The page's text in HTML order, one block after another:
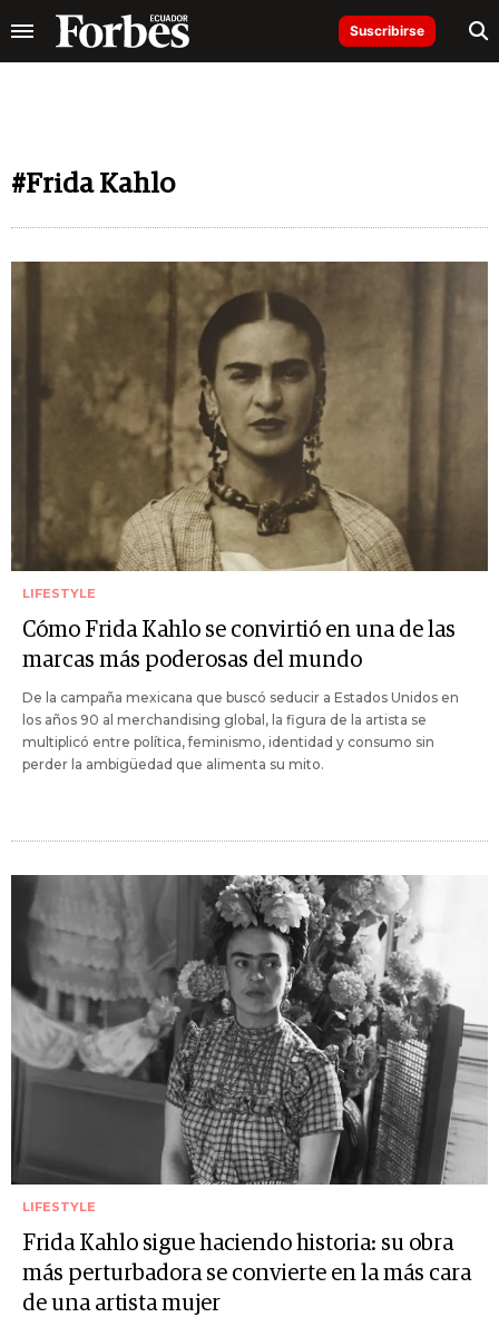
Suscribirse
#Frida Kahlo
LIFESTYLE
Cómo Frida Kahlo se convirtió en una de las
marcas más poderosas del mundo
De la campaña mexicana que buscó seducir a Estados Unidos en
los años 90 al merchandising global, la figura de la artista se
multiplicó entre política, feminismo, identidad y consumo sin
perder la ambigüedad que alimenta su mito.
LIFESTYLE
Frida Kahlo sigue haciendo historia: su obra
más perturbadora se convierte en la más cara
de una artista mujer